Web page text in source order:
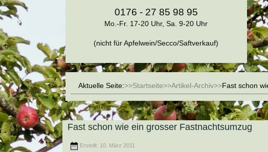
0176 - 27 85 98 95
Mo.-Fr. 17-20 Uhr, Sa. 9-20 Uhr
(nicht für Apfelwein/Secco/Saftverkauf)
Aktuelle Seite: Startseite Artikel-Archiv Fast schon
Fast schon wie ein grosser Fastnachtsumzug
Erstellt: 10. März 2011